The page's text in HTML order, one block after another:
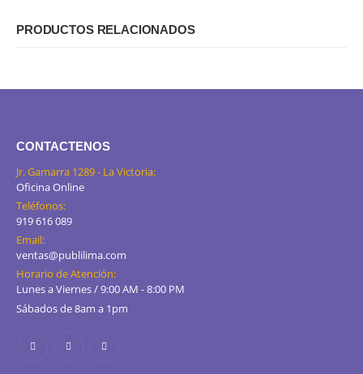
PRODUCTOS RELACIONADOS
CONTACTENOS
Jr. Gamarra 1289 - La Victoria:
Oficina Online
Teléfonos:
919 616 089
Email:
ventas@publilima.com
Horario de Atención:
Lunes a Viernes / 9:00 AM - 8:00 PM
Sábados de 8am a 1pm